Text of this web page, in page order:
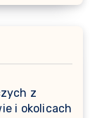
z
i okolicach